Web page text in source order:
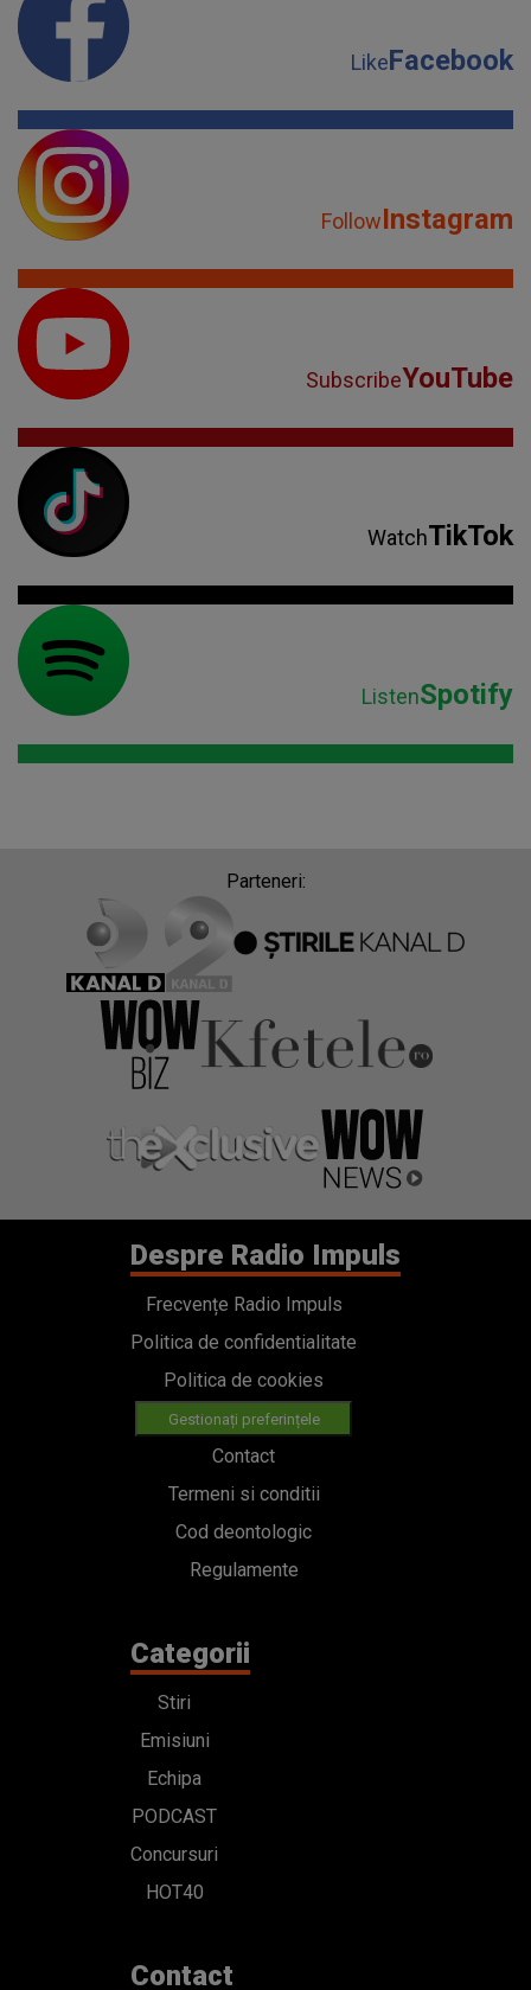
LikeFacebook
FollowInstagram
SubscribeYouTube
WatchTikTok
ListenSpotify
Parteneri:
Despre Radio Impuls
Frecvențe Radio Impuls
Politica de confidentialitate
Politica de cookies
Gestionați preferințele
Contact
Termeni si conditii
Cod deontologic
Regulamente
Categorii
Stiri
Emisiuni
Echipa
PODCAST
Concursuri
HOT40
Contact